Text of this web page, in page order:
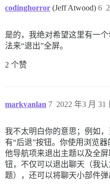
codinghorror (Jeff Atwood) 6
是的，我绝对希望这里有一
法来“退出”全屏。
2 个赞
markvanlan 2022 年3 月 31
7
我不太明白你的意思；例如
有“后退”按钮。你使用浏览
他导航项来退出主题以及全
钮，不仅可以退出聊天（我
题），还可以将聊天小部件弹